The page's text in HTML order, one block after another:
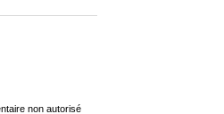
non autorisé